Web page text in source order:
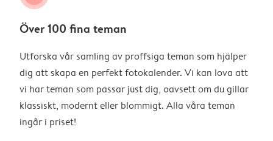
Över 100 fina teman
Utforska vår samling av proffsiga teman som hjälper
dig att skapa en perfekt fotokalender. Vi kan lova att
vi har teman som passar just dig, oavsett om du gillar
klassiskt, modernt eller blommigt. Alla våra teman
ingår i priset!